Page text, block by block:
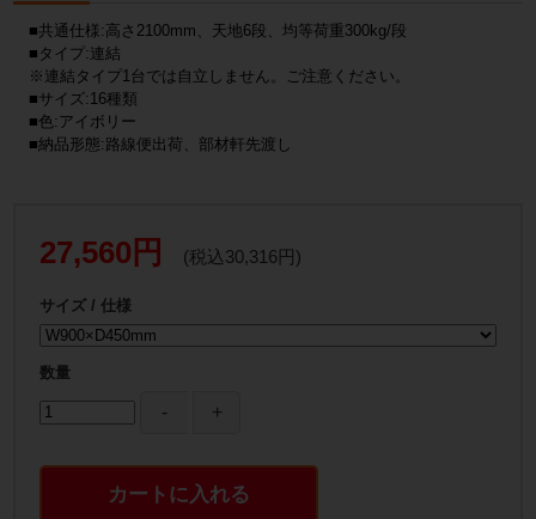
■共通仕様:高さ2100mm、天地6段、均等荷重300kg/段
■タイプ:連結
※連結タイプ1台では自立しません。ご注意ください。
■サイズ:16種類
■色:アイボリー
■納品形態:路線便出荷、部材軒先渡し
27,560円 (税込30,316円)
サイズ / 仕様
数量
カートに入れる